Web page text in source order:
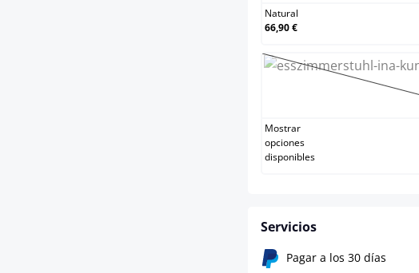
Natural
66,90 €
Mostrar
opciones
disponibles
Servicios
Pagar a los 30 días